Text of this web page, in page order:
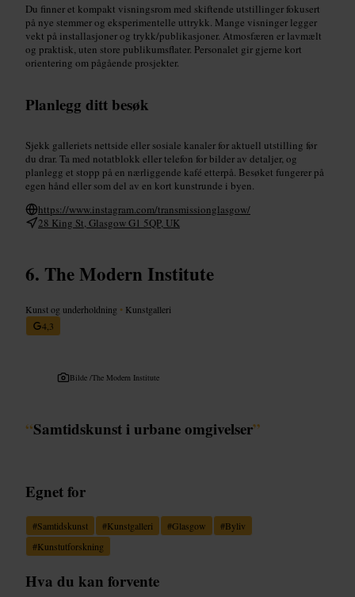
Du finner et kompakt visningsrom med skiftende utstillinger fokusert
på nye stemmer og eksperimentelle uttrykk. Mange visninger legger
vekt på installasjoner og trykk/publikasjoner. Atmosfæren er lavmælt
og praktisk, uten store publikumsflater. Personalet gir gjerne kort
orientering om pågående prosjekter.
Planlegg ditt besøk
Sjekk galleriets nettside eller sosiale kanaler for aktuell utstilling før
du drar. Ta med notatblokk eller telefon for bilder av detaljer, og
planlegg et stopp på en nærliggende kafé etterpå. Besøket fungerer på
egen hånd eller som del av en kort kunstrunde i byen.
https://www.instagram.com/transmissionglasgow/
28 King St, Glasgow G1 5QP, UK
The Modern Institute
Kunst og underholdning • Kunstgalleri
4,3
Bilde /The Modern Institute
“Samtidskunst i urbane omgivelser”
Egnet for
#Samtidskunst #Kunstgalleri #Glasgow #Byliv
#Kunstutforskning
Hva du kan forvente